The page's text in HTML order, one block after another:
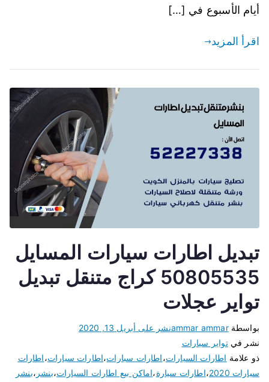
أيام الأسبوع في […]
اقرأ المزيد
تبديل اطارات سيارات المسايل
50805535 كراج متنقل تبديل
تواير عجلات
بواسطةammar ammarنشر على أبريل 13, 2020
نشر فيتواير سيارات
ذو علامة اطارات السيارات،اطارات سبارات،اطارات سيارات،اطارات
سيارات 2020
،اطارات سيارة،اماكن بيع اطارات السيارات،بنشر ،بنشر